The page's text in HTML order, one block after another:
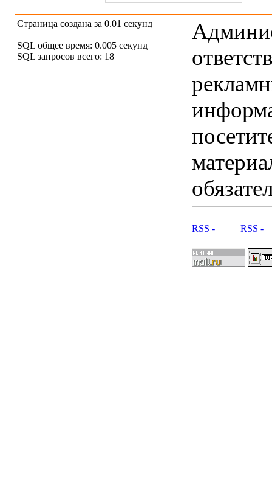
Страница создана за 0.01 секунд
SQL общее время: 0.005 секунд
SQL запросов всего: 18